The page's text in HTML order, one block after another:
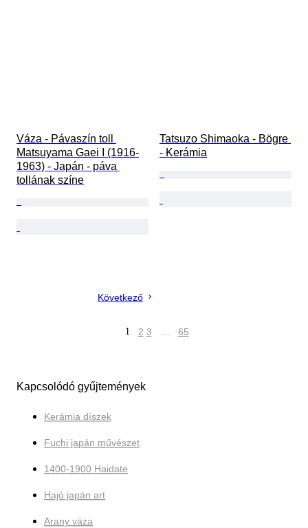
Váza - Pávaszín toll
Matsuyama Gaei I (1916-
1963) - Japán - páva
tollának színe
Tatsuzo Shimaoka - Bögre
- Kerámia
Következő
1 2 3 … 65
Kapcsolódó gyűjtemények
Kerámia díszek
Fuchi japán művészet
1400-1900 Haidate
Hajó japán art
Arany váza